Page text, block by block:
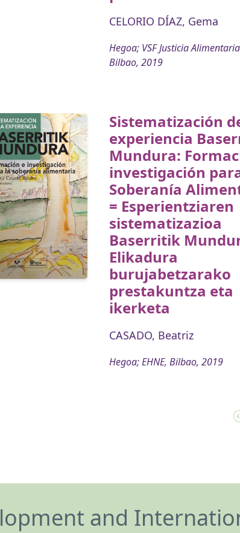
CELORIO DÍAZ, Gema
Hegoa; VSF Justicia
Bilbao, 2019
Sistematización
experiencia
Mundura:
investigación
Soberanía
= Esperientziaren
sistematizazioa
Baserritik
Elikadura
burujabetzarako
prestakuntza eta
ikerketa
CASADO, Beatriz
Hegoa; EHNE, Bilbao, 2019
and